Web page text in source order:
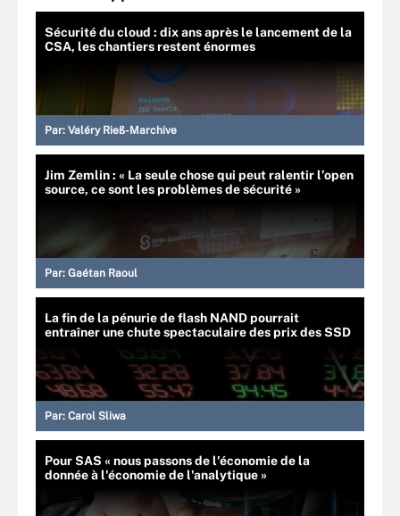
Sécurité du cloud : dix ans après le lancement de la
CSA, les chantiers restent énormes
Par: Valéry Rieß-Marchive
Jim Zemlin : « La seule chose qui peut ralentir l’open
source, ce sont les problèmes de sécurité »
Par: Gaétan Raoul
La fin de la pénurie de flash NAND pourrait
entraîner une chute spectaculaire des prix des SSD
Par: Carol Sliwa
Pour SAS « nous passons de l'économie de la
donnée à l'économie de l'analytique »